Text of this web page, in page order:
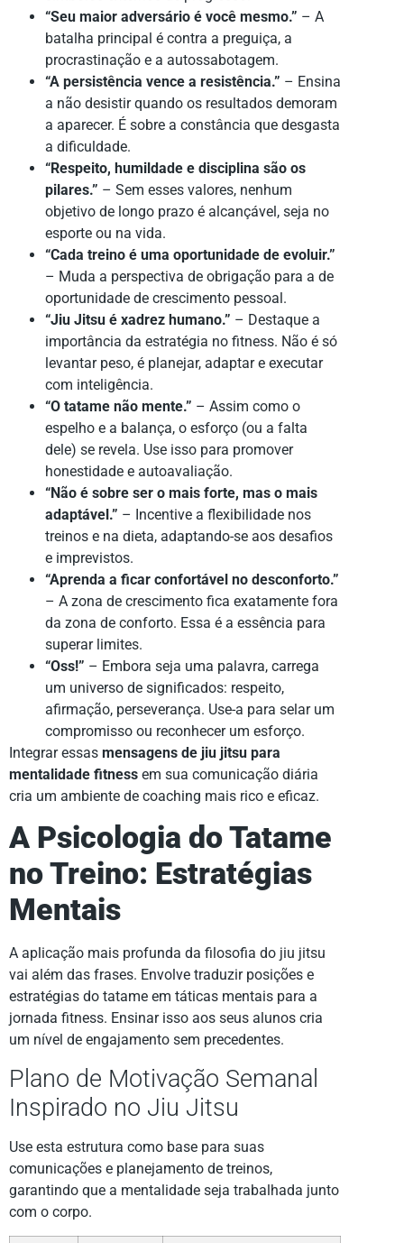
“Seu maior adversário é você mesmo.” – A
batalha principal é contra a preguiça, a
procrastinação e a autossabotagem.
“A persistência vence a resistência.” – Ensina
a não desistir quando os resultados demoram
a aparecer. É sobre a constância que desgasta
a dificuldade.
“Respeito, humildade e disciplina são os
pilares.” – Sem esses valores, nenhum
objetivo de longo prazo é alcançável, seja no
esporte ou na vida.
“Cada treino é uma oportunidade de evoluir.”
– Muda a perspectiva de obrigação para a de
oportunidade de crescimento pessoal.
“Jiu Jitsu é xadrez humano.” – Destaque a
importância da estratégia no fitness. Não é só
levantar peso, é planejar, adaptar e executar
com inteligência.
“O tatame não mente.” – Assim como o
espelho e a balança, o esforço (ou a falta
dele) se revela. Use isso para promover
honestidade e autoavaliação.
“Não é sobre ser o mais forte, mas o mais
adaptável.” – Incentive a flexibilidade nos
treinos e na dieta, adaptando-se aos desafios
e imprevistos.
“Aprenda a ficar confortável no desconforto.”
– A zona de crescimento fica exatamente fora
da zona de conforto. Essa é a essência para
superar limites.
“Oss!” – Embora seja uma palavra, carrega
um universo de significados: respeito,
afirmação, perseverança. Use-a para selar um
compromisso ou reconhecer um esforço.
Integrar essas mensagens de jiu jitsu para
mentalidade fitness em sua comunicação diária
cria um ambiente de coaching mais rico e eficaz.
A Psicologia do Tatame
no Treino: Estratégias
Mentais
A aplicação mais profunda da filosofia do jiu jitsu
vai além das frases. Envolve traduzir posições e
estratégias do tatame em táticas mentais para a
jornada fitness. Ensinar isso aos seus alunos cria
um nível de engajamento sem precedentes.
Plano de Motivação Semanal
Inspirado no Jiu Jitsu
Use esta estrutura como base para suas
comunicações e planejamento de treinos,
garantindo que a mentalidade seja trabalhada junto
com o corpo.